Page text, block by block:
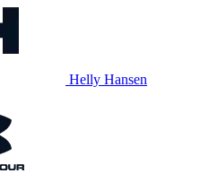
Helly Hansen